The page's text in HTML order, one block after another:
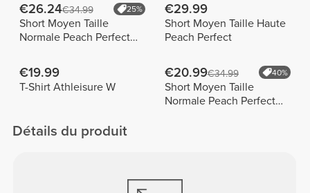
€26.24€34.99 25%
Short Moyen Taille
Normale Peach Perfect
€29.99
Short Moyen Taille Haute
Peach Perfect
€19.99
T-Shirt Athleisure W
€20.99€34.99 40%
Short Moyen Taille
Normale Peach Perfect
Détails du produit